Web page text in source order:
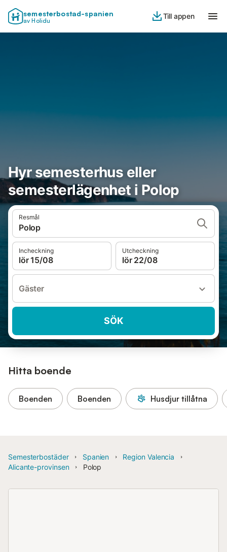
semesterbostad-spanien
av Holidu
Till appen
Hyr semesterhus eller
semesterlägenhet i Polop
Resmål
Polop
Incheckning
lör 15/08
Utcheckning
lör 22/08
Gäster
SÖK
Hitta boende
Boenden Boenden Husdjur tillåtna
Semesterbostäder Spanien
Region Valencia
Alicante-provinsen
Polop